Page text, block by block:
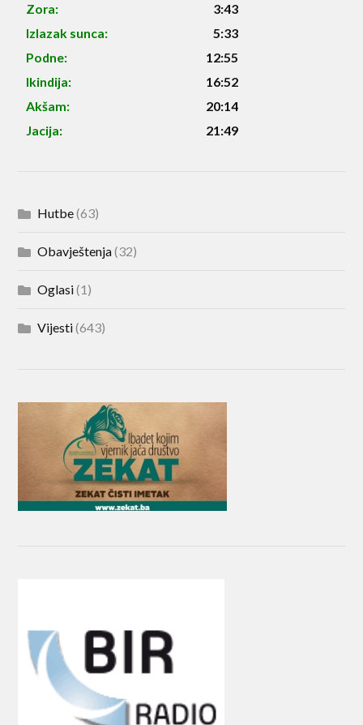
Zora:
3:43
Izlazak sunca:
5:33
Podne:
12:55
Ikindija:
16:52
Akšam:
20:14
Jacija:
21:49
Hutbe(63)
Obavještenja(32)
Oglasi(1)
Vijesti(643)